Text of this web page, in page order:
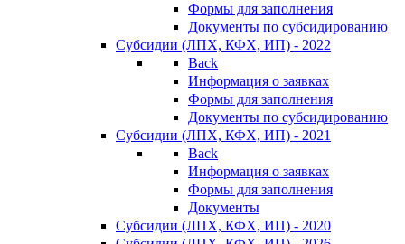
Формы для заполнения
Документы по субсидированию
Субсидии (ЛПХ, КФХ, ИП) - 2022
Back
Информация о заявках
Формы для заполнения
Документы по субсидированию
Субсидии (ЛПХ, КФХ, ИП) - 2021
Back
Информация о заявках
Формы для заполнения
Документы
Субсидии (ЛПХ, КФХ, ИП) - 2020